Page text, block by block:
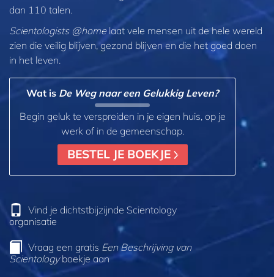
dan 110 talen.
Scientologists @home laat vele mensen uit de hele wereld
zien die veilig blijven, gezond blijven en die het goed doen
in het leven.
Wat is De Weg naar een Gelukkig Leven?
Begin geluk te verspreiden in je eigen huis, op je
werk of in de gemeenschap.
BESTEL JE BOEKJE
Vind je dichtstbijzijnde Scientology
organisatie
Vraag een gratis Een Beschrijving van
Scientologyboekje aan